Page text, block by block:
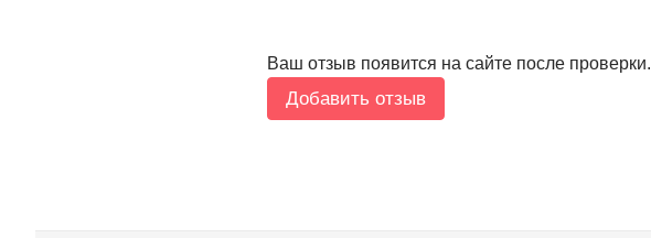
Ваш отзыв появится на сайте после проверки.